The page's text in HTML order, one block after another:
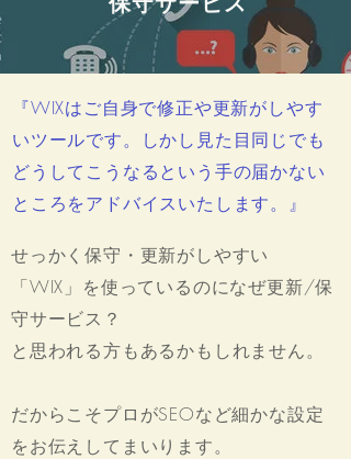
『WIXはご自身で修正や更新がしやす
いツールです。しかし見た目同じでも
どうしてこうなるという手の届かない
ところをアドバイスいたします。』
せっかく保守・更新がしやすい
「WIX」を使っているのになぜ更新/保
守サービス？
と思われる方もあるかもしれません。
だからこそプロがSEOなど細かな設定
をお伝えしてまいります。